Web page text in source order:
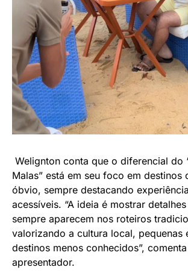
Welignton conta que o diferencial do
Malas” está em seu foco em destinos
óbvio, sempre destacando
acessíveis. “A ideia é mostrar
sempre aparecem nos roteiros
valorizando a cultura local, pequenas
destinos menos conhecidos”,
apresentador.